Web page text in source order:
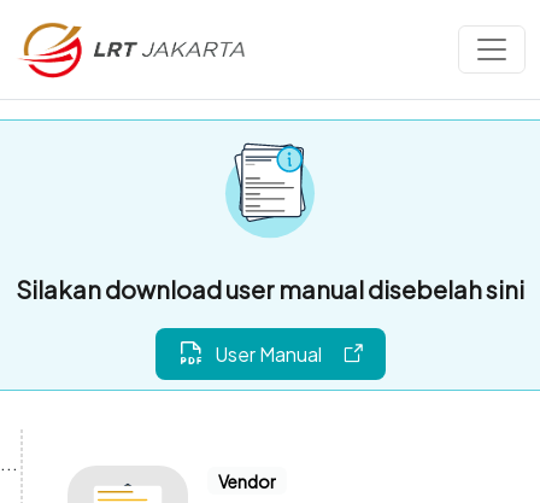
Silakan download user manual disebelah sini
User Manual
Vendor